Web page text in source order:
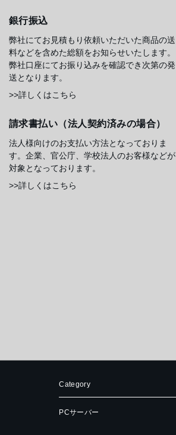
銀行振込
弊社にてお見積もり依頼いただいた商品の送
料などを含めた総額をお知らせいたします。
弊社口座にてお振り込みを確認でき次第の発
送となります。
>>詳しくはこちら
請求書払い（法人契約済みの場合）
法人様向けのお支払い方法となっておりま
す。企業、官公庁、学校法人のお客様などが
対象となっております。
>>詳しくはこちら
Category
PCサーバー